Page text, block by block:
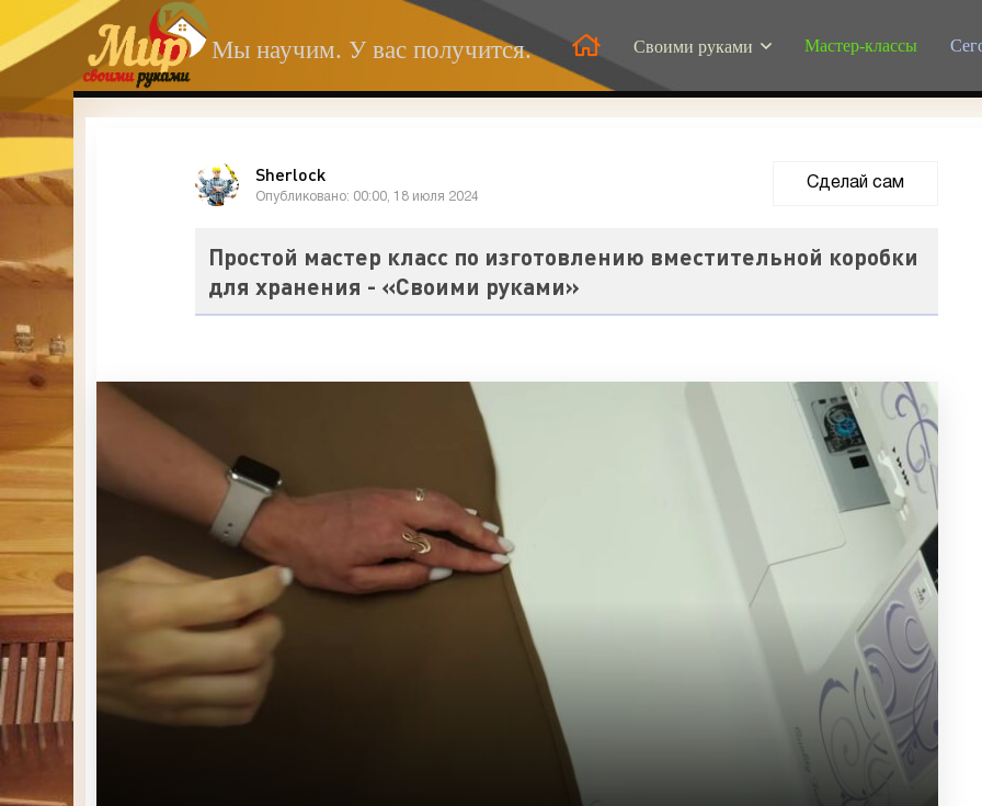
Мы научим. У вас получится. Своими руками Мастер-классы
Sherlock
Опубликовано: 00:00, 18 июля 2024
Сделай сам
Простой мастер класс по изготовлению вместительной коробки
для хранения - «Своими руками»